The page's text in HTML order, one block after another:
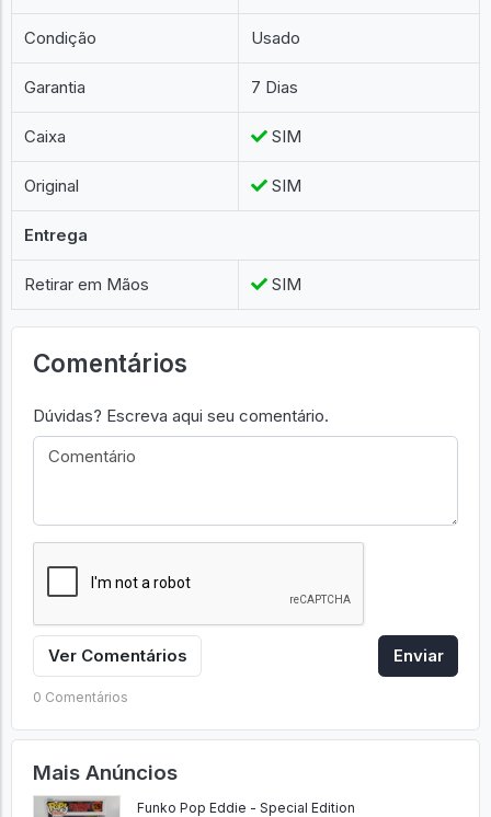
Condição Usado
Garantia 7 Dias
Caixa SIM
Original SIM
Entrega
Retirar em Mãos SIM
Comentários
Dúvidas? Escreva aqui seu comentário.
Ver Comentários Enviar
0 Comentários
Mais Anúncios
Funko Pop Eddie - Special Edition